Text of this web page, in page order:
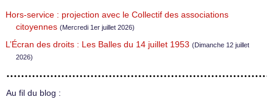
Hors-service : projection avec le Collectif des associations
citoyennes (Mercredi 1er juillet 2026)
L’Écran des droits : Les Balles du 14 juillet 1953 (Dimanche 12 juillet
2026)
Au fil du blog :